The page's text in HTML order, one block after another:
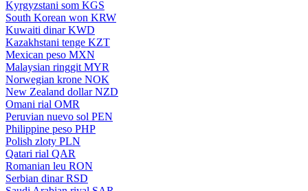
Kyrgyzstani som KGS
South Korean won KRW
Kuwaiti dinar KWD
Kazakhstani tenge KZT
Mexican peso MXN
Malaysian ringgit MYR
Norwegian krone NOK
New Zealand dollar NZD
Omani rial OMR
Peruvian nuevo sol PEN
Philippine peso PHP
Polish zloty PLN
Qatari rial QAR
Romanian leu RON
Serbian dinar RSD